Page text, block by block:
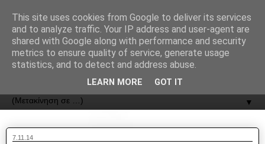
ΟΔΟΣ
▼
7.11.14
This site uses cookies from Google to deliver its services
and to analyze traffic. Your IP address and user-agent are
shared with Google along with performance and security
metrics to ensure quality of service, generate usage
statistics, and to detect and address abuse.
LEARN MORE GOT IT